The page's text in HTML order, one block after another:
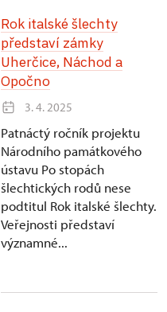
Rok italské šlechty
představí zámky
Uherčice, Náchod a
Opočno
3. 4. 2025
Patnáctý ročník projektu
Národního památkového
ústavu Po stopách
šlechtických rodů nese
podtitul Rok italské šlechty.
Veřejnosti představí
významné...